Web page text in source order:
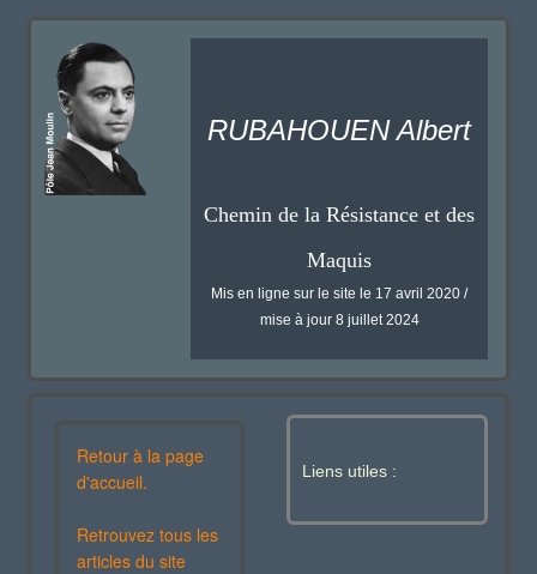
RUBAHOUEN Albert
Chemin de la Résistance et des
Maquis
Mis en ligne sur le site le 17 avril 2020 /
mise à jour 8 juillet 2024
Retour à la page
d'accueil.
Retrouvez tous les
articles du site
Liens utiles :